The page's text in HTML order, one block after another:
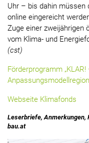
Uhr – bis dahin müssen
online eingereicht
Zuge einer
vom Klima- und
(cst)
Förderprogramm
Webseite Klimafonds
Leserbriefe, Anmerkungen,
bau.at